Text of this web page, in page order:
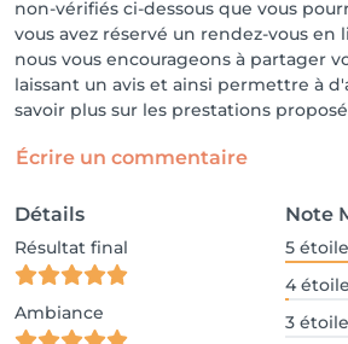
non-vérifiés ci-dessous que vous
vous avez réservé un rendez-vous en
nous vous encourageons à partager
laissant un avis et ainsi permettre à
savoir plus sur les prestations
Écrire un commentaire
Détails
Résultat final
Ambiance
Note
5
4
3